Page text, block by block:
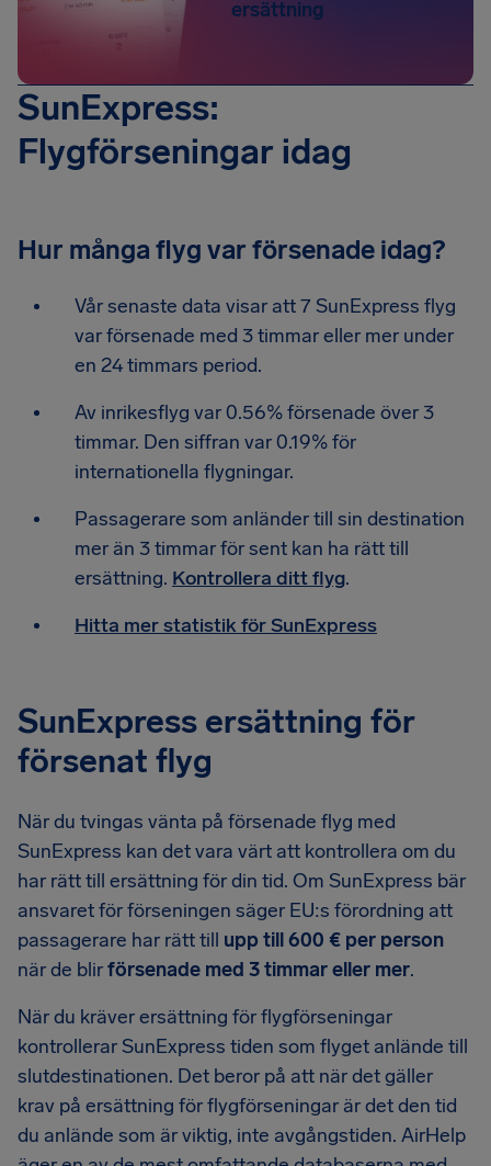
ersättning
SunExpress:
Flygförseningar idag
Hur många flyg var försenade idag?
Vår senaste data visar att 7 SunExpress flyg
var försenade med 3 timmar eller mer under
en 24 timmars period.
Av inrikesflyg var 0.56% försenade över 3
timmar. Den siffran var 0.19% för
internationella flygningar.
Passagerare som anländer till sin destination
mer än 3 timmar för sent kan ha rätt till
ersättning. Kontrollera ditt flyg.
Hitta mer statistik för SunExpress
SunExpress ersättning för
försenat flyg
När du tvingas vänta på försenade flyg med
SunExpress kan det vara värt att kontrollera om du
har rätt till ersättning för din tid. Om SunExpress bär
ansvaret för förseningen säger EU:s förordning att
passagerare har rätt till upp till 600 € per person
när de blirförsenade med 3 timmar eller mer.
När du kräver ersättning för flygförseningar
kontrollerar SunExpress tiden som flyget anlände till
slutdestinationen. Det beror på att när det gäller
krav på ersättning för flygförseningar är det den tid
du anlände som är viktig, inte avgångstiden. AirHelp